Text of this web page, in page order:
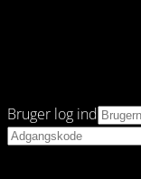
Bruger log ind